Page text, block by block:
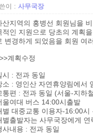
이 : 사무국장
산지역의 홍병선 회원님을
적인 지원으로 당초의 계획
변경하게 되었음을 회원 여
계획수정
시 : 전과 동일
소 : 영인산 자연휴양림에서
통편 : 전과 동일 (서울-지하
울여대 버스 14:00시출발
별 대중교통 이용자-16:00
별출발자는 사무국장에게
사내용 : 전과 동일